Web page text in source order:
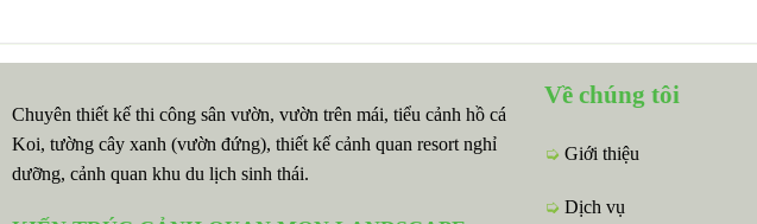
Chuyên thiết kế thi công sân vườn, vườn trên mái, tiểu cảnh hồ cá
Koi, tường cây xanh (vườn đứng), thiết kế cảnh quan resort nghỉ
dưỡng, cảnh quan khu du lịch sinh thái.
Về chúng tôi
➭ Giới thiệu
➭ Dịch vụ